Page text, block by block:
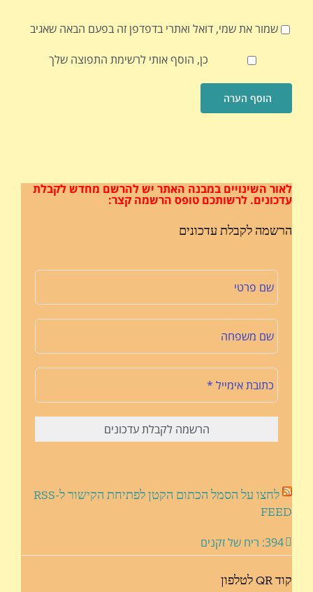
שמור את שמי, דואל ואתרי בדפדפן זה בפעם הבאה שאגיב
כן, הוסף אותי לרשימת התפוצה שלך
לאור השינויים במבנה האתר יש להרשם מחדש לקבלת
עדכונים. לרשותכם טופס הרשמה קצר:
הרשמה לקבלת עדכונים
לחצו על הסמל הכתום הקטן לפתיחת הקישור ל-RSS
FEED
394: ריח של זקנים
קוד QR לטלפון